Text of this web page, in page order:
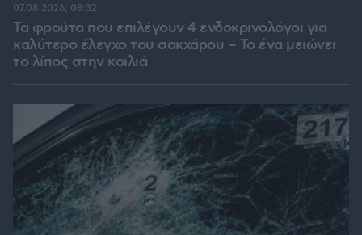
Τα φρούτα που επιλέγουν 4 ενδοκρινολόγοι για
καλύτερο έλεγχο του σακχάρου – Το ένα μειώνει
το λίπος στην κοιλιά
07.08.2026, 08:32